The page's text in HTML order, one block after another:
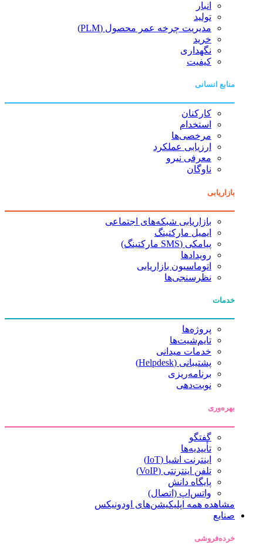
انبار
تولید
مدیریت چرخه عمر محصول (PLM)
خرید
نگهداری
کیفیت
منابع انسانی
کارکنان
استخدام
مرخصی‌ها
ارزیابی عملکرد
معرفی نیرو
ناوگان
بازاریابی
بازاریابی شبکه‌های اجتماعی
ایمیل مارکتینگ
پیامکی (SMS مارکتینگ)
رویدادها
اتوماسیون بازاریابی
نظرسنجی‌ها
خدمات
پروژه‌ها
تایم‌شیت‌ها
خدمات میدانی
پشتیبانی (Helpdesk)
برنامه‌ریزی
نوبت‌دهی
بهره‌وری
گفتگو
تأییدیه‌ها
اینترنت اشیا (IoT)
تلفن اینترنتی (VoIP)
پایگاه دانش
واتس‌اپ (اتصال)
مشاهده همه اپلیکیشن‌های اودونیکس
صنایع
خرده‌فروشی